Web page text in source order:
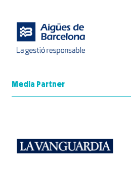
Media Partner